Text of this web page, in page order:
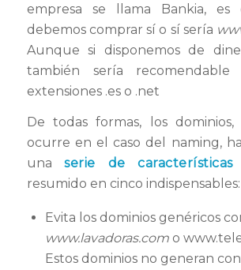
empresa se llama Bankia, es
debemos comprar sí o sí sería
Aunque si disponemos de
también sería recomendable
extensiones .es o .net
De todas formas, los
ocurre en el caso del naming,
unaserie de características
resumido en cinco indispensables:
Evita los dominios genéricos
www.lavadoras.como
Estos dominios no generan